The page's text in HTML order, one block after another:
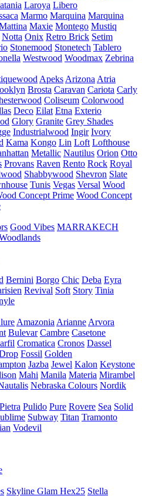
Laroya Libero
Marmo Marquina Marquina
Maxie Montego Mustiq
Notta Onix Retro Brick Setim
Stonemood Stonetech Tablero
Westwood Woodmax Zebrina
Apeks Arizona Atria
Brosta Caravan Cariota Carly
Coliseum Colorwood
Deco Eilat Etna Exterio
Glory Granite Grey Shades
Industrialwood Ingir Ivory
Kama Kongo Lin Loft Lofthouse
Metallic Nautilus Orion Otto
Provans Raven Rento Rock Royal
Shabbywood Shevron Slate
Tunis Vegas Versal Wood
Concept Prime Wood Concept
Good Vibes MARRAKECH
Bernini Borgo Chic Deba Eyra
Revival Soft Story Tinia
Amazonia Arianne Arvora
Bulevar Cambre Casetone
Cromatica Cronos Dassel
Fossil Golden
Jazba Jewel Kalon Keystone
Mahi Manila Materia Mirambel
Nebraska Colours Nordik
Pietra Pulido Pure Rovere Sea Solid
Subway Titan Tramonto
Vodevil
Skyline Glam Hex25 Stella